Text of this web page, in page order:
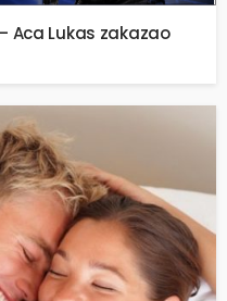
Aca Lukas zakazao